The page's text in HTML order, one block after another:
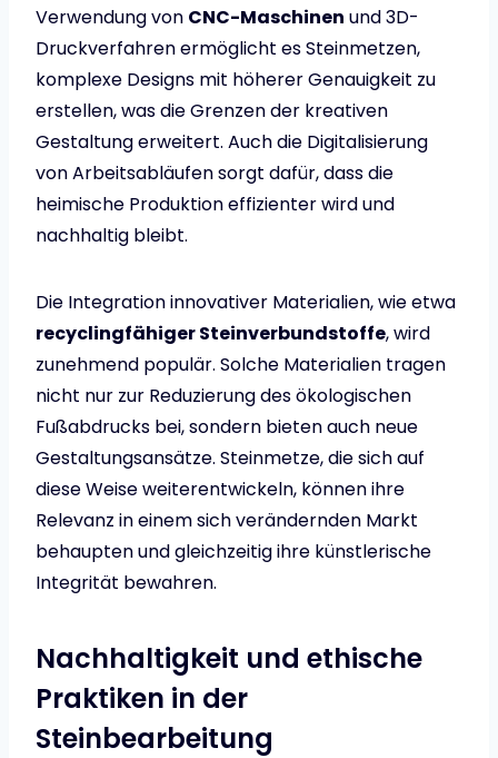
Verwendung von CNC-Maschinen und 3D-
Druckverfahren ermöglicht es Steinmetzen,
komplexe Designs mit höherer Genauigkeit zu
erstellen, was die Grenzen der kreativen
Gestaltung erweitert. Auch die Digitalisierung
von Arbeitsabläufen sorgt dafür, dass die
heimische Produktion effizienter wird und
nachhaltig bleibt.
Die Integration innovativer Materialien, wie etwa
recyclingfähiger Steinverbundstoffe, wird
zunehmend populär. Solche Materialien tragen
nicht nur zur Reduzierung des ökologischen
Fußabdrucks bei, sondern bieten auch neue
Gestaltungsansätze. Steinmetze, die sich auf
diese Weise weiterentwickeln, können ihre
Relevanz in einem sich verändernden Markt
behaupten und gleichzeitig ihre künstlerische
Integrität bewahren.
Nachhaltigkeit und ethische
Praktiken in der
Steinbearbeitung